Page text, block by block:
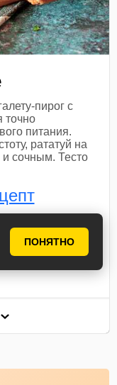
ПОНЯТНО
пирог с
точно
питания.
рататуй на
и сочным. Тесто